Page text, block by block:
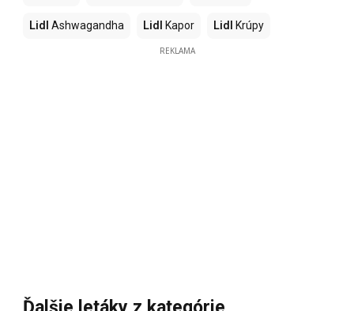
Lidl Ashwagandha Lidl Kapor Lidl Krúpy
REKLAMA